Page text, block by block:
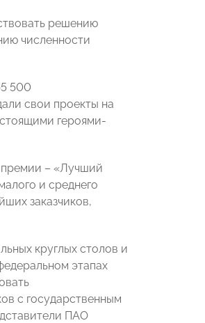
решению
численности
500
свои проекты на
героями-
– «Лучший
и среднего
заказчиков,
круглых столов и
этапах
с государственным
ПАО